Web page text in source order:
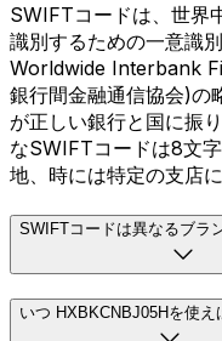
SWIFTコードは、世界
識別するための一意識
Worldwide Interbank
銀行間金融通信協会)の
が正しい銀行と国に振
なSWIFTコードは8文
地、時には特定の支店
SWIFTコードは異なるブラ
いつ HXBKCNBJ05Hを使え